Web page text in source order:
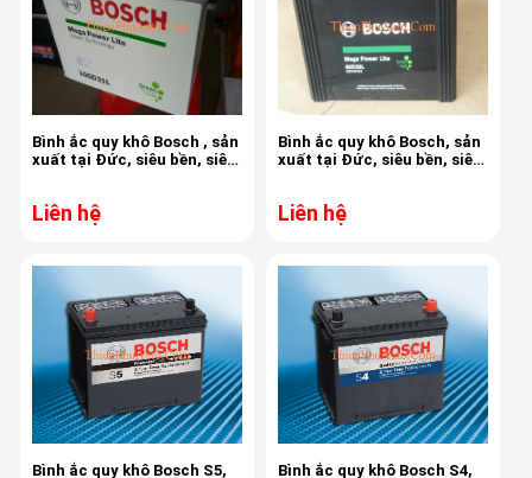
Bình ắc quy khô Bosch , sản
xuất tại Đức, siêu bền, siêu
Liên hệ
Bình ắc quy khô Bosch, sản
xuất tại Đức, siêu bền, siêu
Liên hệ
Bình ắc quy khô Bosch S5,
Bình ắc quy khô Bosch S4,